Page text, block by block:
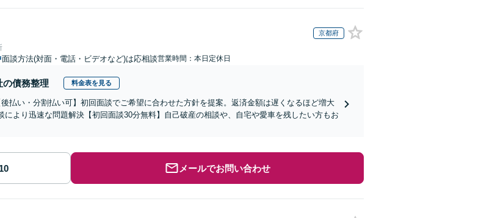
京都府
面談方法(対面・電話・ビデオなど)は応相談営業時間：本日定休日
の債務整理 料金表を見る
後払い・分割払い可】初回面談でご希望に合わせた方針を提案。返済金額は遅くなるほど増大
により迅速な問題解決【初回面談30分無料】自己破産の相談や、自宅や愛車を残したい方もお
メールでお問い合わせ